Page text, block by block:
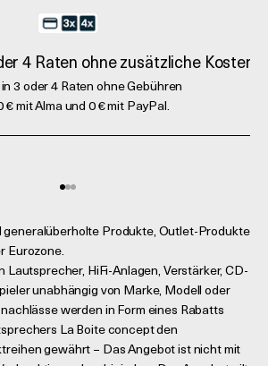
4 Raten ohne zusätzliche Kosten
3 oder 4 Raten ohne Gebühren
€ mit Alma und 0 € mit PayPal.
generalüberholte Produkte, Outlet-Produkte
Eurozone.
Lautsprecher, HiFi-Anlagen, Verstärker, CD-
unabhängig von Marke, Modell oder
werden in Form eines Rabatts
La Boite concept den
gewährt – Das Angebot ist nicht mit